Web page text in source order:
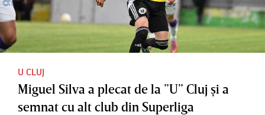
U CLUJ
Miguel Silva a plecat de la ”U” Cluj şi a
semnat cu alt club din Superliga